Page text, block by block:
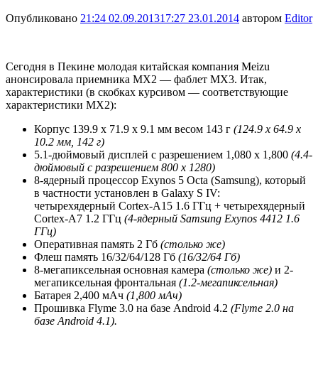
Опубликовано 21:24 02.09.201317:27 23.01.2014 автором Editor
Сегодня в Пекине молодая китайская компания Meizu
анонсировала приемника MX2 — фаблет MX3. Итак,
характеристики (в скобках курсивом — соответствующие
характеристики MX2):
Корпус 139.9 x 71.9 x 9.1 мм весом 143 г (124.9 x 64.9 x
10.2 мм, 142 г)
5.1-дюймовый дисплей с разрешением 1,080 x 1,800 (4.4-
дюймовый с разрешением 800 x 1280)
8-ядерный процессор Exynos 5 Octa (Samsung), который
в частности установлен в Galaxy S IV:
четырехядерный Cortex-A15 1.6 ГГц + четырехядерный
Cortex-A7 1.2 ГГц (4-ядерный Samsung Exynos 4412 1.6
ГГц)
Оперативная память 2 Гб (столько же)
Флеш память 16/32/64/128 Гб (16/32/64 Гб)
8-мегапиксельная основная камера (столько же) и 2-
мегапиксельная фронтальная (1.2-мегапиксельная)
Батарея 2,400 мАч (1,800 мАч)
Прошивка Flyme 3.0 на базе Android 4.2 (Flyme 2.0 на
базе Android 4.1).